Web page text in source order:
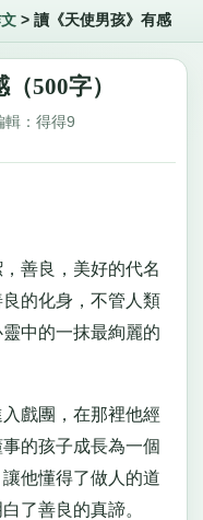
> 讀《天使男孩》有感
500字）
輯：得得9
善良，美好的代名
的化身，不管人類
中的一抹最絢麗的
戲團，在那裡他經
的孩子成長為一個
他懂得了做人的道
了善良的真諦。